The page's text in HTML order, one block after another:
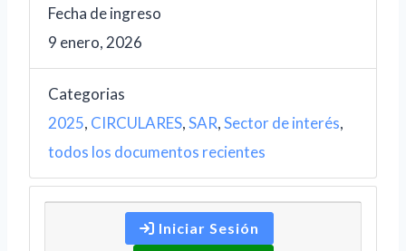
Fecha de ingreso
9 enero, 2026
Categorias
2025, CIRCULARES,SAR,Sector de interés,
todos los documentos recientes
Iniciar Sesión